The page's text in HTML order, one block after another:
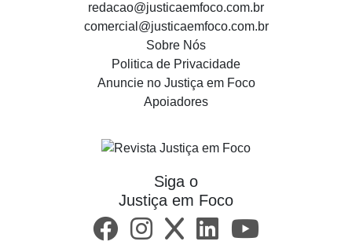
redacao@justicaemfoco.com.br
comercial@justicaemfoco.com.br
Sobre Nós
Politica de Privacidade
Anuncie no Justiça em Foco
Apoiadores
Siga o
Justiça em Foco